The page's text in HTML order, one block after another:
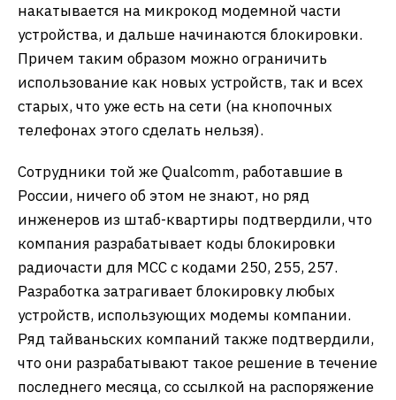
накатывается на микрокод модемной части
устройства, и дальше начинаются блокировки.
Причем таким образом можно ограничить
использование как новых устройств, так и всех
старых, что уже есть на сети (на кнопочных
телефонах этого сделать нельзя).
Сотрудники той же Qualcomm, работавшие в
России, ничего об этом не знают, но ряд
инженеров из штаб-квартиры подтвердили, что
компания разрабатывает коды блокировки
радиочасти для MCC c кодами 250, 255, 257.
Разработка затрагивает блокировку любых
устройств, использующих модемы компании.
Ряд тайваньских компаний также подтвердили,
что они разрабатывают такое решение в течение
последнего месяца, со ссылкой на распоряжение